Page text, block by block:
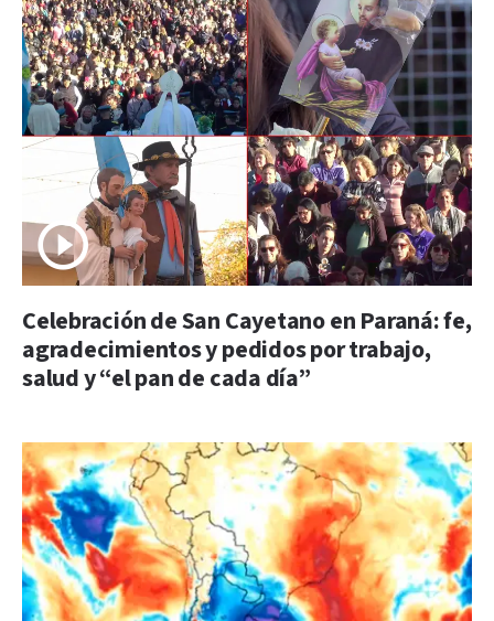
Celebración de San Cayetano en Paraná: fe,
agradecimientos y pedidos por trabajo,
salud y “el pan de cada día”